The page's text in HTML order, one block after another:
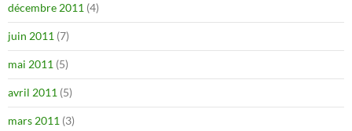
décembre 2011 (4)
juin 2011 (7)
mai 2011 (5)
avril 2011 (5)
mars 2011 (3)